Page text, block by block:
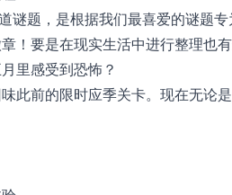
谜题，是根据我们最喜爱的谜题专
！要是在现实生活中进行整理也有
里感受到恐怖？
此前的限时应季关卡。现在无论